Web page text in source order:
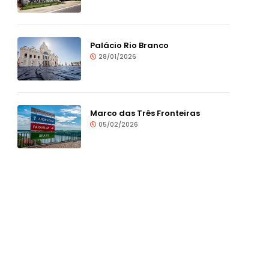
Palácio Rio Branco
28/01/2026
Marco das Três Fronteiras
05/02/2026